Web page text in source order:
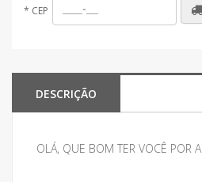
* CEP
DESCRIÇÃO
OLÁ, QUE BOM TER VOCÊ POR